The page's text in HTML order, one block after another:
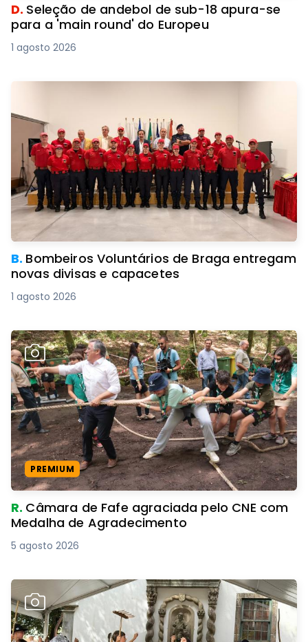
D. Seleção de andebol de sub-18 apura-se
para a 'main round' do Europeu
1 agosto 2026
B. Bombeiros Voluntários de Braga entregam
novas divisas e capacetes
1 agosto 2026
PREMIUM
R. Câmara de Fafe agraciada pelo CNE com
Medalha de Agradecimento
5 agosto 2026